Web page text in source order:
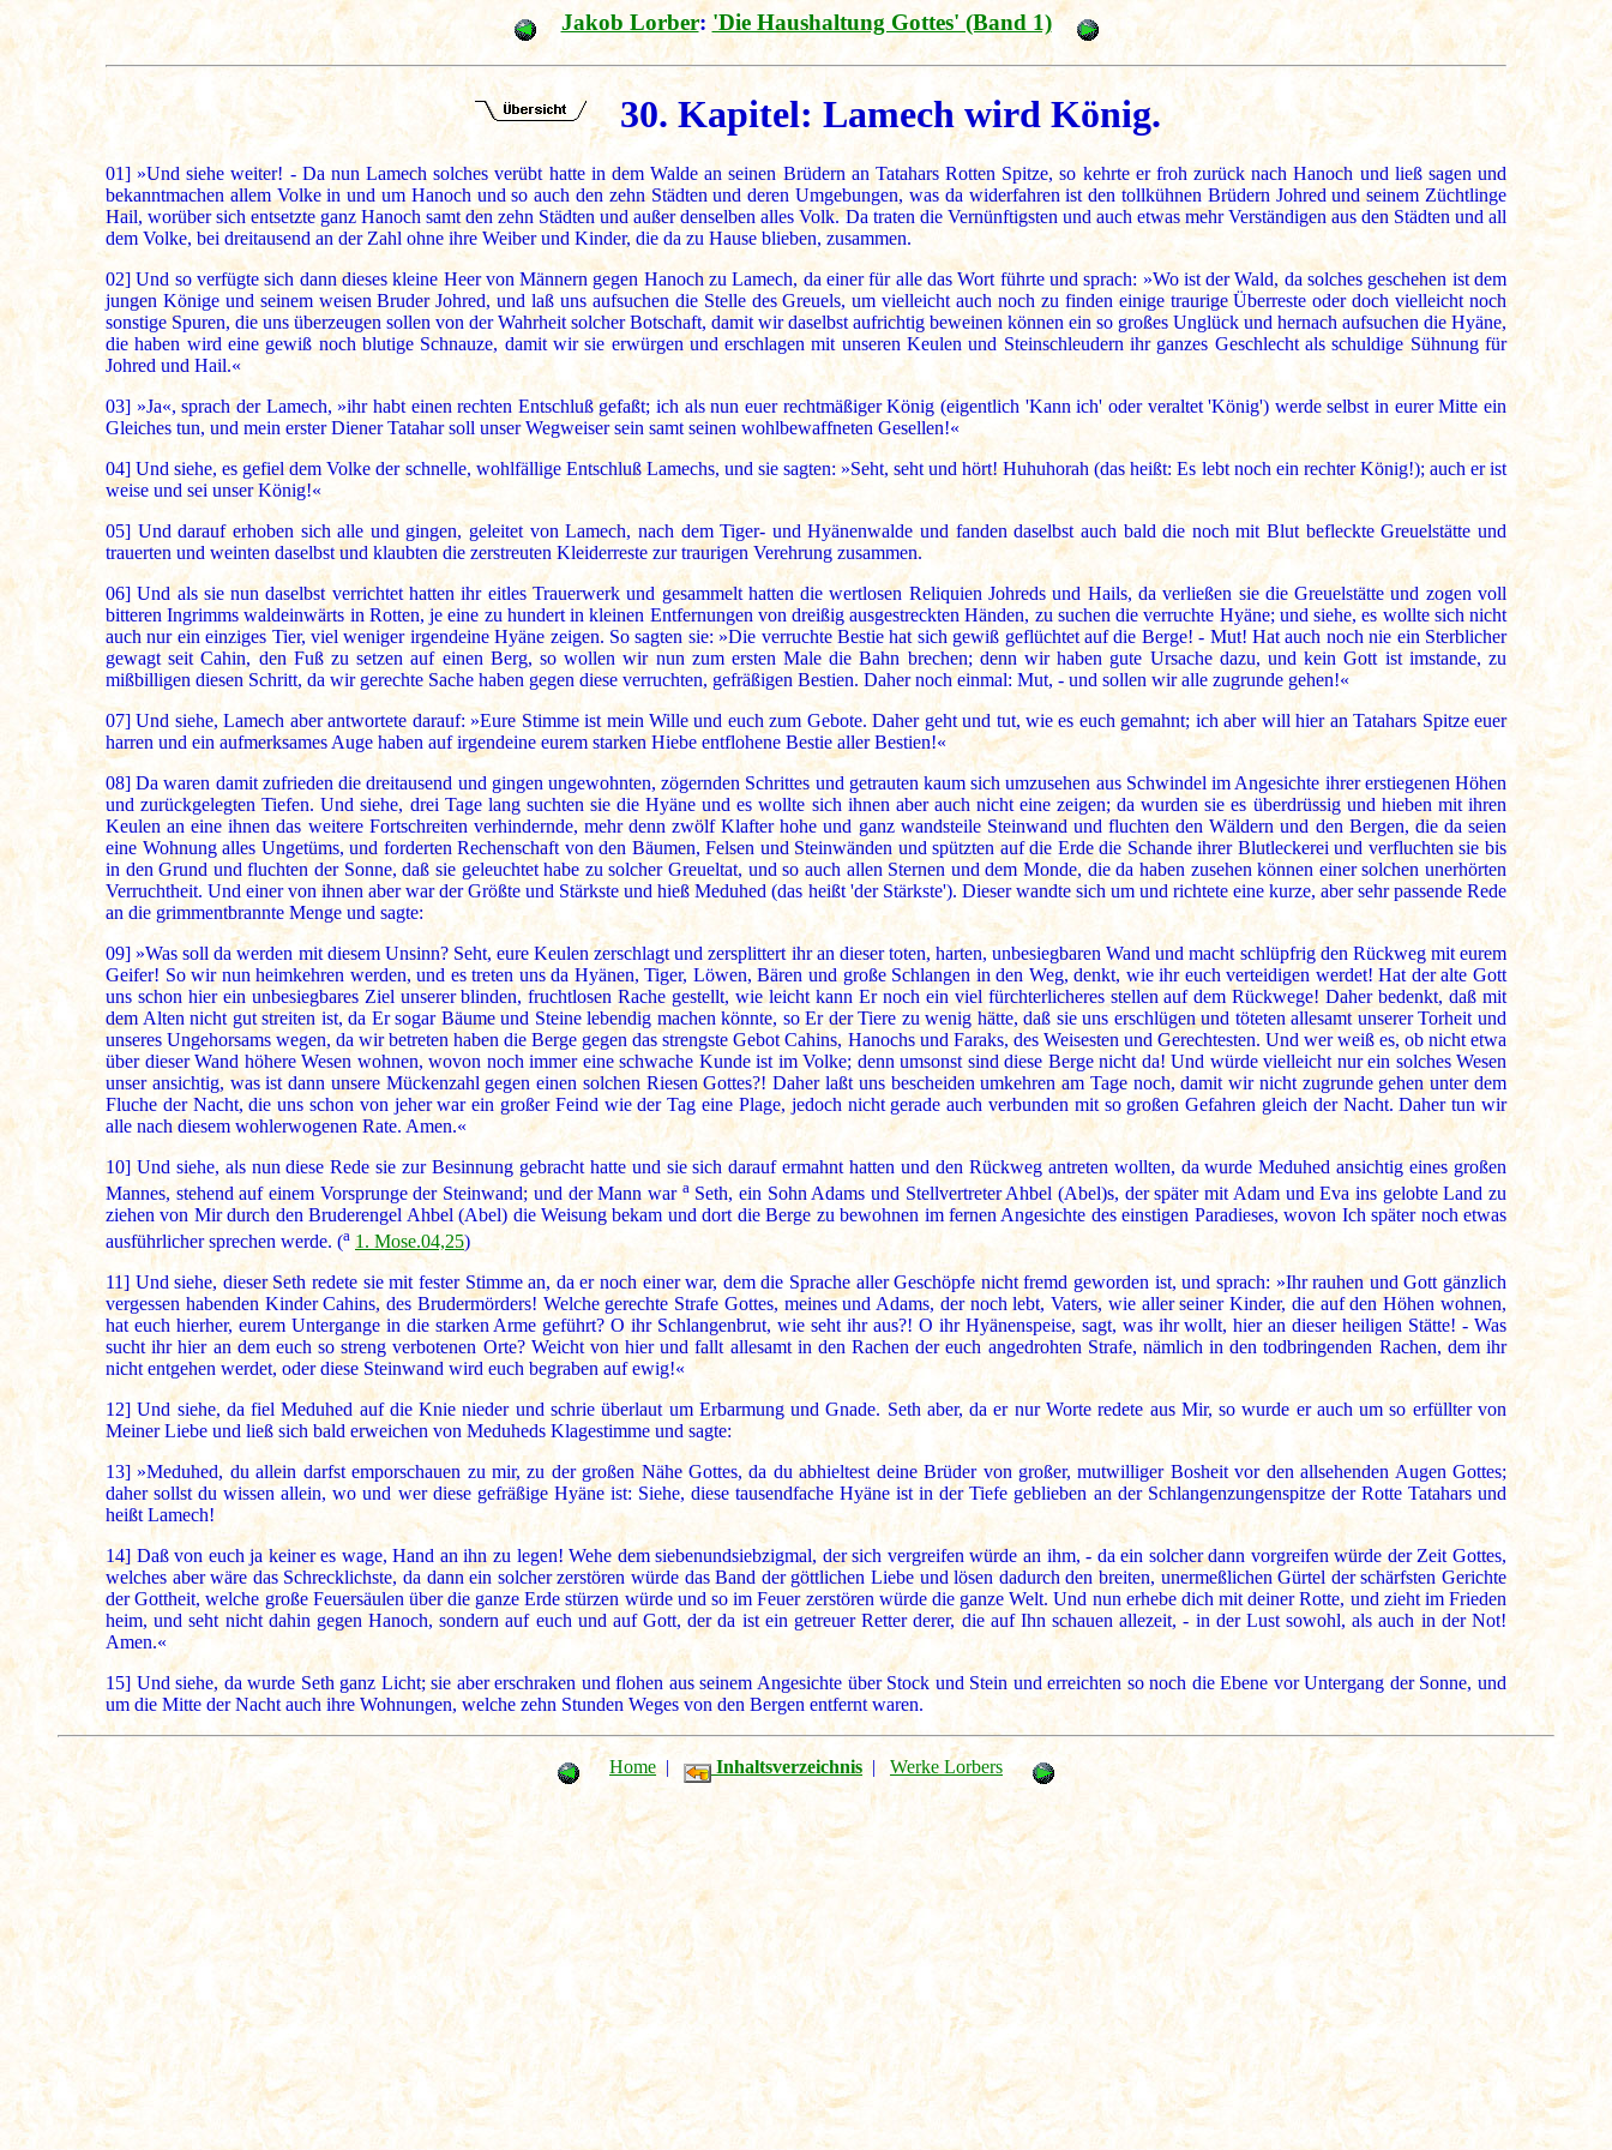
Jakob Lorber: 'Die Haushaltung Gottes' (Band 1)
30. Kapitel: Lamech wird König.
01] »Und siehe weiter! - Da nun Lamech solches verübt hatte in dem Walde an seinen Brüdern an Tatahars Rotten Spitze, so kehrte er froh zurück nach Hanoch und ließ sagen und
bekanntmachen allem Volke in und um Hanoch und so auch den zehn Städten und deren Umgebungen, was da widerfahren ist den tollkühnen Brüdern Johred und seinem Züchtlinge
Hail, worüber sich entsetzte ganz Hanoch samt den zehn Städten und außer denselben alles Volk. Da traten die Vernünftigsten und auch etwas mehr Verständigen aus den Städten und all
dem Volke, bei dreitausend an der Zahl ohne ihre Weiber und Kinder, die da zu Hause blieben, zusammen.
02] Und so verfügte sich dann dieses kleine Heer von Männern gegen Hanoch zu Lamech, da einer für alle das Wort führte und sprach: »Wo ist der Wald, da solches geschehen ist dem
jungen Könige und seinem weisen Bruder Johred, und laß uns aufsuchen die Stelle des Greuels, um vielleicht auch noch zu finden einige traurige Überreste oder doch vielleicht noch
sonstige Spuren, die uns überzeugen sollen von der Wahrheit solcher Botschaft, damit wir daselbst aufrichtig beweinen können ein so großes Unglück und hernach aufsuchen die Hyäne,
die haben wird eine gewiß noch blutige Schnauze, damit wir sie erwürgen und erschlagen mit unseren Keulen und Steinschleudern ihr ganzes Geschlecht als schuldige Sühnung für
Johred und Hail.«
03] »Ja«, sprach der Lamech, »ihr habt einen rechten Entschluß gefaßt; ich als nun euer rechtmäßiger König (eigentlich 'Kann ich' oder veraltet 'König') werde selbst in eurer Mitte ein
Gleiches tun, und mein erster Diener Tatahar soll unser Wegweiser sein samt seinen wohlbewaffneten Gesellen!«
04] Und siehe, es gefiel dem Volke der schnelle, wohlfällige Entschluß Lamechs, und sie sagten: »Seht, seht und hört! Huhuhorah (das heißt: Es lebt noch ein rechter König!); auch er ist
weise und sei unser König!«
05] Und darauf erhoben sich alle und gingen, geleitet von Lamech, nach dem Tiger- und Hyänenwalde und fanden daselbst auch bald die noch mit Blut befleckte Greuelstätte und
trauerten und weinten daselbst und klaubten die zerstreuten Kleiderreste zur traurigen Verehrung zusammen.
06] Und als sie nun daselbst verrichtet hatten ihr eitles Trauerwerk und gesammelt hatten die wertlosen Reliquien Johreds und Hails, da verließen sie die Greuelstätte und zogen voll
bitteren Ingrimms waldeinwärts in Rotten, je eine zu hundert in kleinen Entfernungen von dreißig ausgestreckten Händen, zu suchen die verruchte Hyäne; und siehe, es wollte sich nicht
auch nur ein einziges Tier, viel weniger irgendeine Hyäne zeigen. So sagten sie: »Die verruchte Bestie hat sich gewiß geflüchtet auf die Berge! - Mut! Hat auch noch nie ein Sterblicher
gewagt seit Cahin, den Fuß zu setzen auf einen Berg, so wollen wir nun zum ersten Male die Bahn brechen; denn wir haben gute Ursache dazu, und kein Gott ist imstande, zu
mißbilligen diesen Schritt, da wir gerechte Sache haben gegen diese verruchten, gefräßigen Bestien. Daher noch einmal: Mut, - und sollen wir alle zugrunde gehen!«
07] Und siehe, Lamech aber antwortete darauf: »Eure Stimme ist mein Wille und euch zum Gebote. Daher geht und tut, wie es euch gemahnt; ich aber will hier an Tatahars Spitze euer
harren und ein aufmerksames Auge haben auf irgendeine eurem starken Hiebe entflohene Bestie aller Bestien!«
08] Da waren damit zufrieden die dreitausend und gingen ungewohnten, zögernden Schrittes und getrauten kaum sich umzusehen aus Schwindel im Angesichte ihrer erstiegenen Höhen
und zurückgelegten Tiefen. Und siehe, drei Tage lang suchten sie die Hyäne und es wollte sich ihnen aber auch nicht eine zeigen; da wurden sie es überdrüssig und hieben mit ihren
Keulen an eine ihnen das weitere Fortschreiten verhindernde, mehr denn zwölf Klafter hohe und ganz wandsteile Steinwand und fluchten den Wäldern und den Bergen, die da seien
eine Wohnung alles Ungetüms, und forderten Rechenschaft von den Bäumen, Felsen und Steinwänden und spützten auf die Erde die Schande ihrer Blutleckerei und verfluchten sie bis
in den Grund und fluchten der Sonne, daß sie geleuchtet habe zu solcher Greueltat, und so auch allen Sternen und dem Monde, die da haben zusehen können einer solchen unerhörten
Verruchtheit. Und einer von ihnen aber war der Größte und Stärkste und hieß Meduhed (das heißt 'der Stärkste'). Dieser wandte sich um und richtete eine kurze, aber sehr passende Rede
an die grimmentbrannte Menge und sagte:
09] »Was soll da werden mit diesem Unsinn? Seht, eure Keulen zerschlagt und zersplittert ihr an dieser toten, harten, unbesiegbaren Wand und macht schlüpfrig den Rückweg mit eurem
Geifer! So wir nun heimkehren werden, und es treten uns da Hyänen, Tiger, Löwen, Bären und große Schlangen in den Weg, denkt, wie ihr euch verteidigen werdet! Hat der alte Gott
uns schon hier ein unbesiegbares Ziel unserer blinden, fruchtlosen Rache gestellt, wie leicht kann Er noch ein viel fürchterlicheres stellen auf dem Rückwege! Daher bedenkt, daß mit
dem Alten nicht gut streiten ist, da Er sogar Bäume und Steine lebendig machen könnte, so Er der Tiere zu wenig hätte, daß sie uns erschlügen und töteten allesamt unserer Torheit und
unseres Ungehorsams wegen, da wir betreten haben die Berge gegen das strengste Gebot Cahins, Hanochs und Faraks, des Weisesten und Gerechtesten. Und wer weiß es, ob nicht etwa
über dieser Wand höhere Wesen wohnen, wovon noch immer eine schwache Kunde ist im Volke; denn umsonst sind diese Berge nicht da! Und würde vielleicht nur ein solches Wesen
unser ansichtig, was ist dann unsere Mückenzahl gegen einen solchen Riesen Gottes?! Daher laßt uns bescheiden umkehren am Tage noch, damit wir nicht zugrunde gehen unter dem
Fluche der Nacht, die uns schon von jeher war ein großer Feind wie der Tag eine Plage, jedoch nicht gerade auch verbunden mit so großen Gefahren gleich der Nacht. Daher tun wir
alle nach diesem wohlerwogenen Rate. Amen.«
10]Und siehe, als nun diese Rede sie zur Besinnung gebracht hatte und sie sich darauf ermahnt hatten und den Rückweg antreten wollten, da wurde Meduhed ansichtig eines großen
Mannes, stehend auf einem Vorsprunge der Steinwand; und der Mann war aSeth, ein Sohn Adams und Stellvertreter Ahbel (Abel)s, der später mit Adam und Eva ins gelobte Land zu
ziehen von Mir durch den Bruderengel Ahbel (Abel) die Weisung bekam und dort die Berge zu bewohnen im fernen Angesichte des einstigen Paradieses, wovon Ich später noch etwas
ausführlicher sprechen werde. (a 1. Mose.04,25)
11]Und siehe, dieser Seth redete sie mit fester Stimme an, da er noch einer war, dem die Sprache aller Geschöpfe nicht fremd geworden ist, und sprach: »Ihr rauhen und Gott gänzlich
vergessen habenden Kinder Cahins, des Brudermörders! Welche gerechte Strafe Gottes, meines und Adams, der noch lebt, Vaters, wie aller seiner Kinder, die auf den Höhen wohnen,
hat euch hierher, eurem Untergange in die starken Arme geführt? O ihr Schlangenbrut, wie seht ihr aus?! O ihr Hyänenspeise, sagt, was ihr wollt, hier an dieser heiligen Stätte! - Was
sucht ihr hier an dem euch so streng verbotenen Orte? Weicht von hier und fallt allesamt in den Rachen der euch angedrohten Strafe, nämlich in den todbringenden Rachen, dem ihr
nicht entgehen werdet, oder diese Steinwand wird euch begraben auf ewig!«
12] Und siehe, da fiel Meduhed auf die Knie nieder und schrie überlaut um Erbarmung und Gnade. Seth aber, da er nur Worte redete aus Mir, so wurde er auch um so erfüllter von
Meiner Liebe und ließ sich bald erweichen von Meduheds Klagestimme und sagte:
13]»Meduhed, du allein darfst emporschauen zu mir, zu der großen Nähe Gottes, da du abhieltest deine Brüder von großer, mutwilliger Bosheit vor den allsehenden Augen Gottes;
daher sollst du wissen allein, wo und wer diese gefräßige Hyäne ist: Siehe, diese tausendfache Hyäne ist in der Tiefe geblieben an der Schlangenzungenspitze der Rotte Tatahars und
heißt Lamech!
14]Daß von euch ja keiner es wage, Hand an ihn zu legen! Wehe dem siebenundsiebzigmal, der sich vergreifen würde an ihm, - da ein solcher dann vorgreifen würde der Zeit Gottes,
welches aber wäre das Schrecklichste, da dann ein solcher zerstören würde das Band der göttlichen Liebe und lösen dadurch den breiten, unermeßlichen Gürtel der schärfsten Gerichte
der Gottheit, welche große Feuersäulen über die ganze Erde stürzen würde und so im Feuer zerstören würde die ganze Welt. Und nun erhebe dich mit deiner Rotte, und zieht im Frieden
heim, und seht nicht dahin gegen Hanoch, sondern auf euch und auf Gott, der da ist ein getreuer Retter derer, die auf Ihn schauen allezeit, - in der Lust sowohl, als auch in der Not!
Amen.«
15] Und siehe, da wurde Seth ganz Licht; sie aber erschraken und flohen aus seinem Angesichte über Stock und Stein und erreichten so noch die Ebene vor Untergang der Sonne, und
um die Mitte der Nacht auch ihre Wohnungen, welche zehn Stunden Weges von den Bergen entfernt waren.
Home| Inhaltsverzeichnis | Werke Lorbers